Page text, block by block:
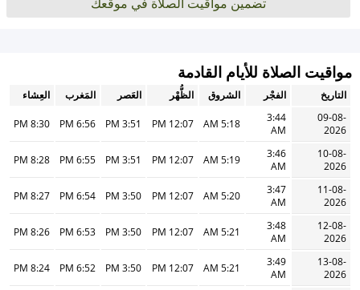
مواقيت الصلاة للأيام القادمة
التاريخ الفجْر الشروق الظُّهْر العَصر المَغرب
العِشاء
09-08-
2026
3:44
AM
5:18 AM
12:07 PM
3:51 PM
6:56 PM
8:30 PM
10-08-
2026
3:46
AM
5:19 AM
12:07 PM
3:51 PM
6:55 PM
8:28 PM
11-08-
2026
3:47
AM
5:20 AM
12:07 PM
3:50 PM
6:54 PM
8:27 PM
12-08-
2026
3:48
AM
5:21 AM
12:07 PM
3:50 PM
6:53 PM
8:26 PM
13-08-
2026
3:49
AM
5:21 AM
12:07 PM
3:50 PM
6:52 PM
8:24 PM